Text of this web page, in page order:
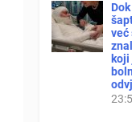
već